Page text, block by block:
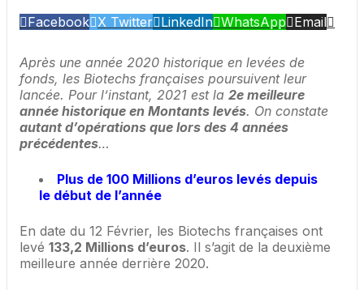
Facebook X Twitter LinkedIn WhatsApp Email
Après une année 2020 historique en levées de
fonds, les Biotechs françaises poursuivent leur
lancée. Pour l’instant, 2021 est la 2e meilleure
année historique en Montants levés. On constate
autant d’opérations que lors des 4 années
précédentes…
Plus de 100 Millions d’euros levés depuis
le début de l’année
En date du 12 Février, les Biotechs françaises ont
levé 133,2 Millions d’euros. Il s’agit de la deuxième
meilleure année derrière 2020.